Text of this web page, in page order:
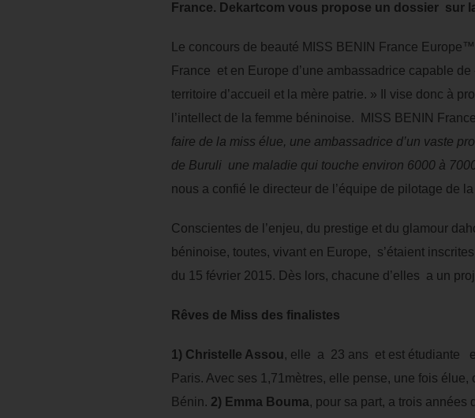
France. Dekartcom vous propose un dossier sur
Le concours de beauté MISS BENIN France
France et en Europe d’une ambassadrice capable
territoire d’accueil et la mère patrie. » Il vise donc à
l’intellect de la femme béninoise. MISS BENIN
faire de la miss élue, une ambassadrice d’un vaste
de Buruli une maladie qui touche environ 6000 à
nous a confié le directeur de l’équipe de pilotage de
Conscientes de l’enjeu, du prestige et du glamour
béninoise, toutes, vivant en Europe, s’étaient
du 15 février 2015. Dès lors, chacune d’elles a un
Rêves de Miss des finalistes
1) Christelle Assou, elle a 23 ans et est étudiante
Paris. Avec ses 1,71mètres, elle pense, une fois
Bénin. 2) Emma Bouma, pour sa part, a trois